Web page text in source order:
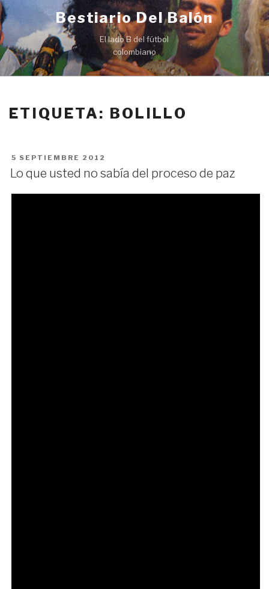
Ir
al
contenido
Bestiario Del Balón
El lado B del fútbol
colombiano
ETIQUETA: BOLILLO
PUBLICADO
EN
5 SEPTIEMBRE 2012
Lo que usted no sabía del proceso de paz